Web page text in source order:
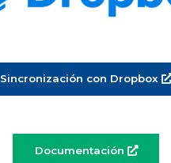
Sincronización con Dropbox
Documentación